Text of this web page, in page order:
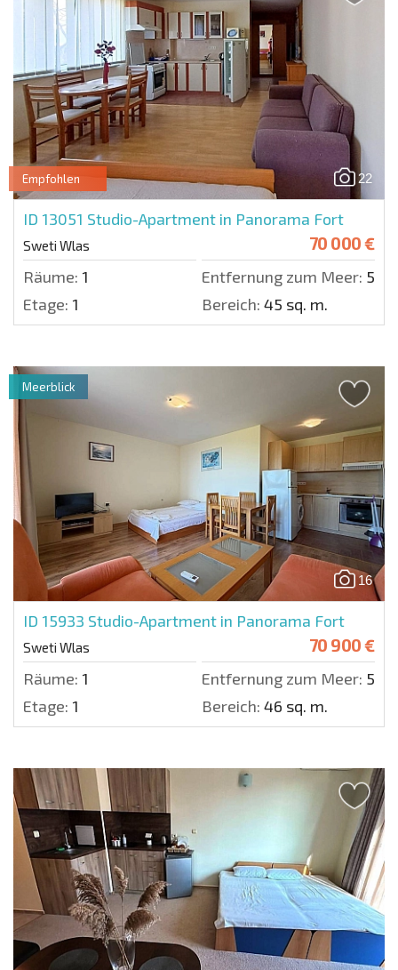
22
Empfohlen
ID 13051 Studio-Apartment in Panorama Fort
Sweti Wlas 70 000 €
Räume: 1 Entfernung zum Meer: 50
Etage: 1 Bereich: 45 sq. m.
16
ID 15933 Studio-Apartment in Panorama Fort
Sweti Wlas 70 900 €
Räume: 1 Entfernung zum Meer: 50
Etage: 1 Bereich: 46 sq. m.
Meerblick